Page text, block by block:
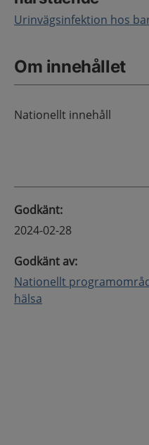
Urinvägsinfektion hos
Om innehållet
Nationellt innehåll
Godkänt:
2024-02-28
Godkänt av:
Nationellt
hälsa